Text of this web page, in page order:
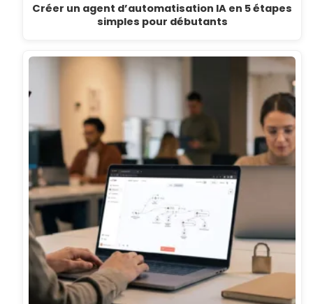
Créer un agent d’automatisation IA en 5 étapes
simples pour débutants